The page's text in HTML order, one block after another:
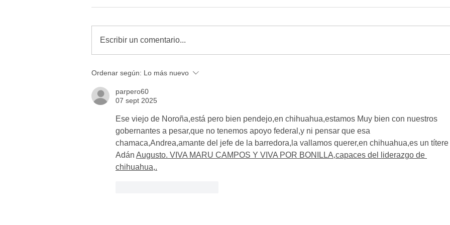
MORENA quiere amordazar a
Telecomunicaciones: Alfredo
Chavez
Escribir un comentario...
Ordenar según: Lo más nuevo
parpero60
07 sept 2025
Ese viejo de Noroña,está pero bien pendejo,en chihuahua,estamos Muy bien con nuestros
gobernantes a pesar,que no tenemos apoyo federal,y ni pensar que esa
chamaca,Andrea,amante del jefe de la barredora,la vallamos querer,en chihuahua,es un títere
Adán Augusto. VIVA MARU CAMPOS Y VIVA POR BONILLA,capaces del liderazgo de
chihuahua,.